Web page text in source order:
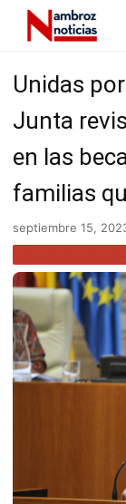
Unidas
Junta
en las
familias
septiembre 15,